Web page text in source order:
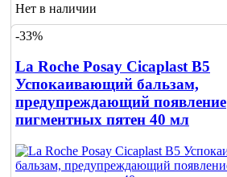
Нет в наличии
Сообщить
-33%
La Roche Posay Cicaplast B5
Успокаивающий бальзам,
предупреждающий появление
пигментных пятен 40 мл